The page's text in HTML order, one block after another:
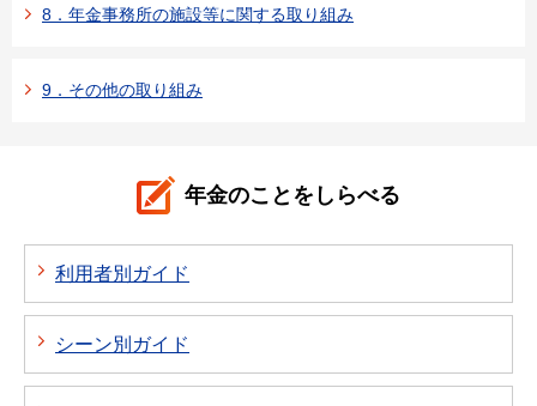
8．年金事務所の施設等に関する取り組み
9．その他の取り組み
年金のことをしらべる
利用者別ガイド
シーン別ガイド